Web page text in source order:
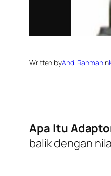
Written byAndi Rahmanin
Apa Itu
balik dengan